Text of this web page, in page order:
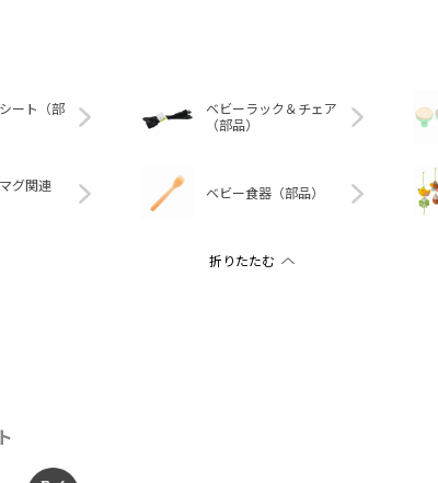
ート（部
ベビーラック＆チェア
（部品）
グ関連
ベビー食器（部品）